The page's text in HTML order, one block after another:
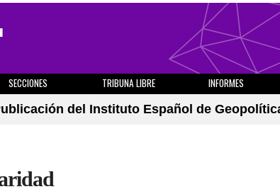
SECCIONES TRIBUNA LIBRE INFORMES
del Instituto Español de